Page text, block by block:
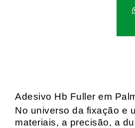
Adesivo Hb Fuller em
No universo da fixação e
materiais, a precisão, a